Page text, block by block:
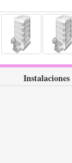
Instalaciones